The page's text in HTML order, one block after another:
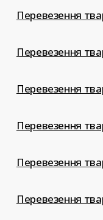
Перевезення
Перевезення
Перевезення
Перевезення
Перевезення
Перевезення